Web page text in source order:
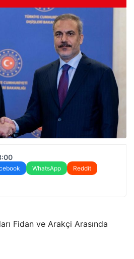
WhatsApp
Reddit
Fidan ve Arakçi Arasında